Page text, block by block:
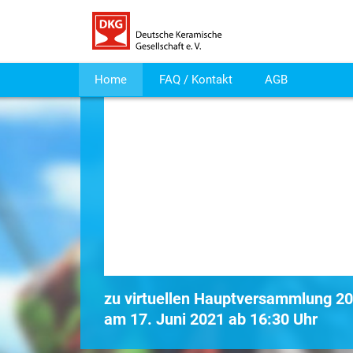
Home FAQ / Kontakt AGB
zu virtuellen Hauptversammlung
am 17. Juni 2021 ab 16:30 Uhr